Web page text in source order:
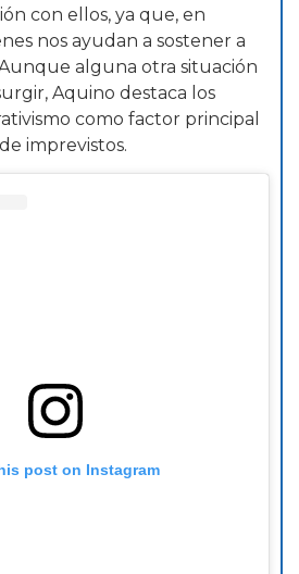
con ellos, ya que, en
nos ayudan a sostener a
Aunque alguna otra situación
Aquino destaca los
como factor principal
imprevistos.
post on Instagram